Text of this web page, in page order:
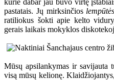
kurie dabar jau buvo virtę
pastatais. Jų mirksinčios lempūtės
ratiliokus šokti apie kelto
gerais laikais mokyklos
Mūsų apsilankymas ir savijauta
visą mūsų kelionę.